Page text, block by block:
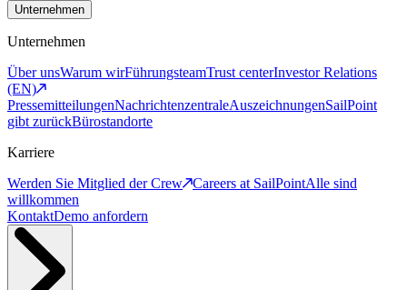
Unternehmen
Unternehmen
Über unsWarum wirFührungsteamTrust centerInvestor Relations
(EN)
PressemitteilungenNachrichtenzentraleAuszeichnungenSailPoint
gibt zurückBürostandorte
Karriere
Werden Sie Mitglied der Crew
Careers at SailPointAlle sind
willkommen
KontaktDemo anfordern